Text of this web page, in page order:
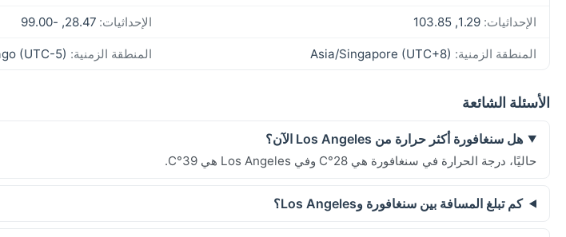
الإحداثيات: الإحداثيات:
المنطقة الزمنية: المنطقة الزمنية:
الأسئلة الشائعة
هل سنغافورة أكثر حرارة من Los Angeles الآن؟
حاليًا، درجة الحرارة في سنغافورة هي 28°C وفي Los Angeles هي 39°C.
كم تبلغ المسافة بين سنغافورة وLos Angeles؟